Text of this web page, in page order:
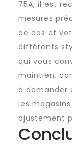
75A, il est
mesures
de dos et
différents
qui vous
maintien,
à demander
les
ajustement